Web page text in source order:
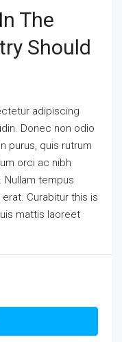
The
Should
adipiscing
Donec non odio
purus, quis rutrum
orci ac nibh
Nullam tempus
Curabitur this is
mattis laoreet